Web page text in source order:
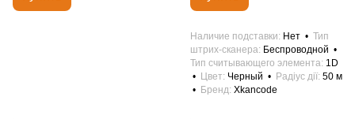
Наличие подставки Нет
Тип
штрих-сканера Беспроводной
Тип считывающего элемента 1D
Цвет Черный Радіус дії 50 м
Бренд Xkancode